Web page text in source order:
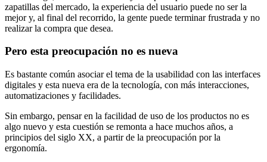
zapatillas del mercado, la experiencia del usuario puede no ser la
mejor y, al final del recorrido, la gente puede terminar frustrada y no
realizar la compra que desea.
Pero esta preocupación no es nueva
Es bastante común asociar el tema de la usabilidad con las interfaces
digitales y esta nueva era de la tecnología, con más interacciones,
automatizaciones y facilidades.
Sin embargo, pensar en la facilidad de uso de los productos no es
algo nuevo y esta cuestión se remonta a hace muchos años, a
principios del siglo XX, a partir de la preocupación por la
ergonomía.